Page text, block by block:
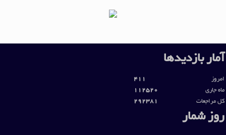
آمار بازديدها
امروز
411
ماه جاری
112520
کل مراجعات
292381
روز شمار